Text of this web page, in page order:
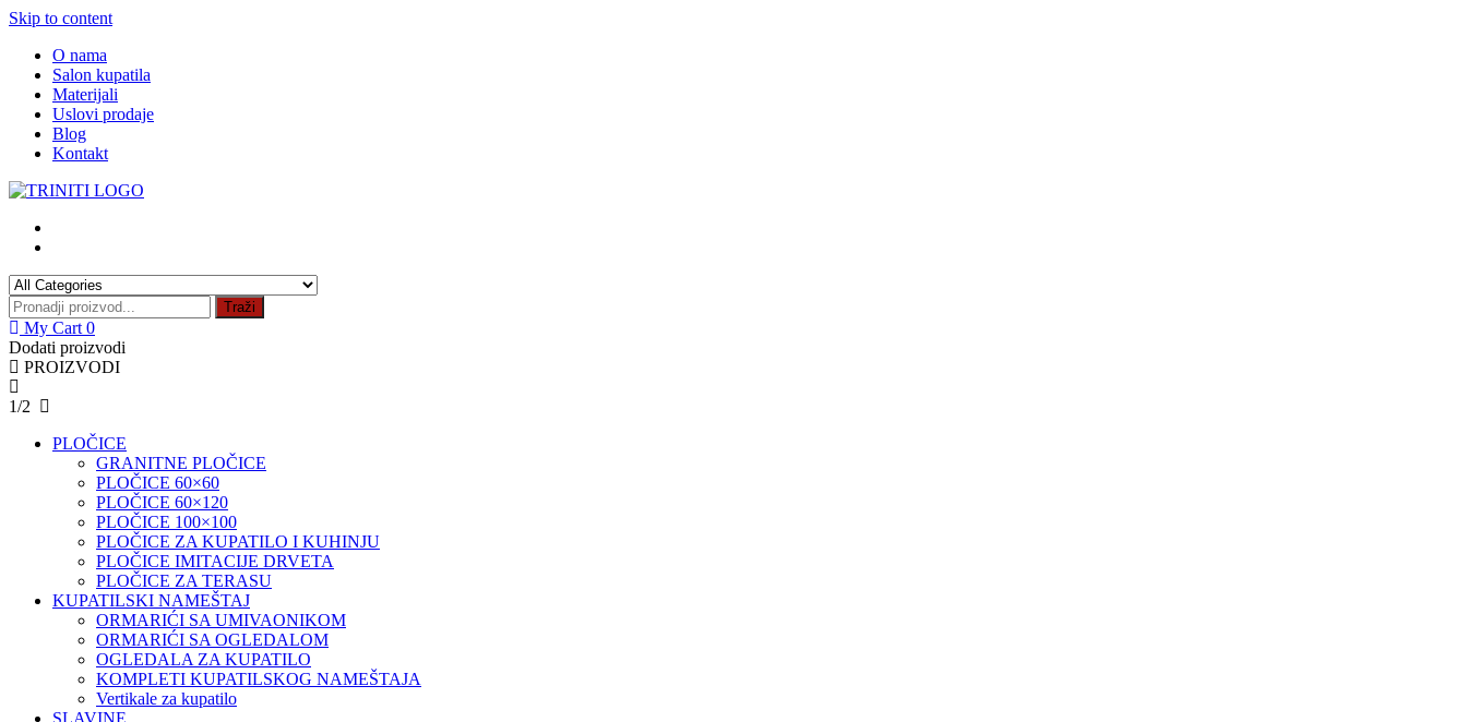
Skip to content
O nama
Salon kupatila
Materijali
Uslovi prodaje
Blog
Kontakt
Traži
My Cart 0
Dodati proizvodi
PROIZVODI
1/2
PLOČICE
GRANITNE PLOČICE
PLOČICE 60×60
PLOČICE 60×120
PLOČICE 100×100
PLOČICE ZA KUPATILO I KUHINJU
PLOČICE IMITACIJE DRVETA
PLOČICE ZA TERASU
KUPATILSKI NAMEŠTAJ
ORMARIĆI SA UMIVAONIKOM
ORMARIĆI SA OGLEDALOM
OGLEDALA ZA KUPATILO
KOMPLETI KUPATILSKOG NAMEŠTAJA
Vertikale za kupatilo
SLAVINE